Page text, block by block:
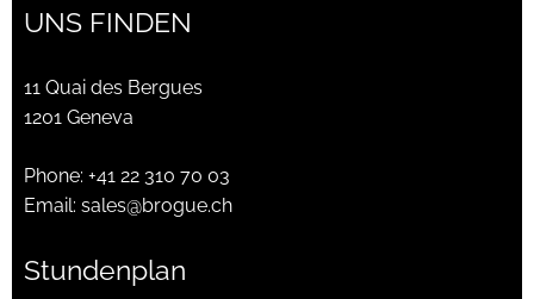
UNS FINDEN
11 Quai des Bergues
1201 Geneva
Phone: +41 22 310 70 03
Email: sales@brogue.ch
Stundenplan